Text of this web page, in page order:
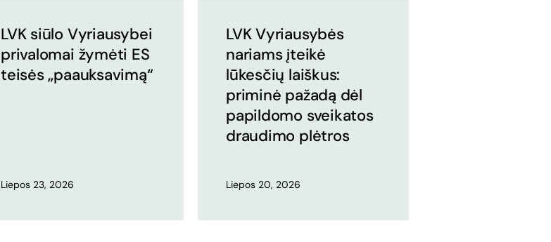
LVK siūlo Vyriausybei
privalomai žymėti ES
teisės „paauksavimą“
Liepos 23, 2026
LVK Vyriausybės
nariams įteikė
lūkesčių laiškus:
priminė pažadą dėl
papildomo sveikatos
draudimo plėtros
Liepos 20, 2026